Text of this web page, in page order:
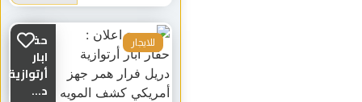
حفار
أرتوازية
د...
للايجار